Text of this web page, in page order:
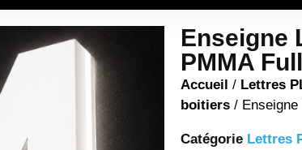
Enseigne
PMMA
Accueil / Lettres
boitiers/ Enseigne
Catégorie Lettres